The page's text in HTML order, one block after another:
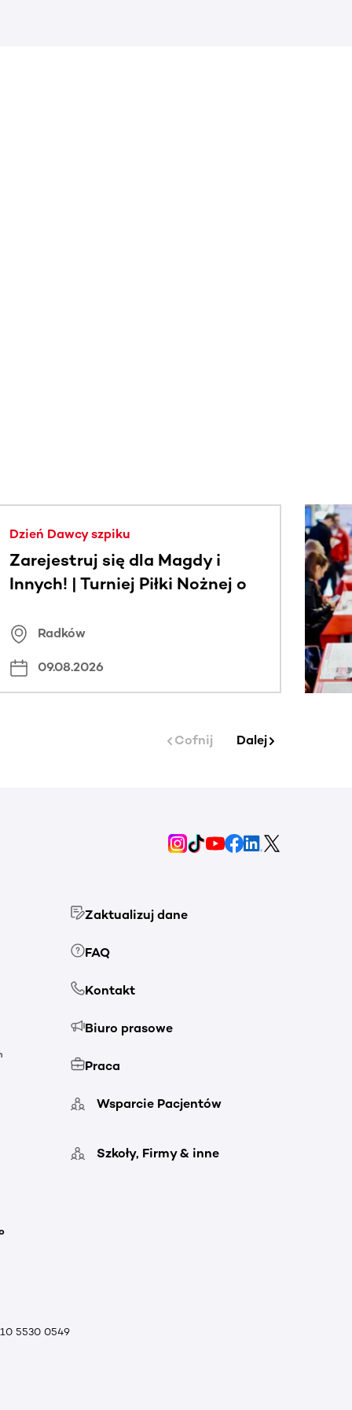
Dzień Dawcy szpiku
Zarejestruj się dla Magdy i
Innych! | Turniej Piłki Nożnej o
Radków
09.08.2026
Cofnij Dalej
Zaktualizuj dane
FAQ
Kontakt
Biuro prasowe
Praca
Wsparcie Pacjentów
Szkoły, Firmy & inne
5530 0549